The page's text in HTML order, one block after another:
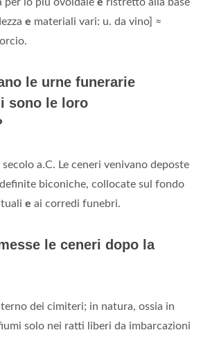
per lo più ovoidale e ristretto alla base
e materiali vari: u. da vino] ≈
le urne funerarie
sono le loro
secolo a.C. Le ceneri venivano deposte
biconiche, collocate sul fondo
e ai corredi funebri.
le ceneri dopo la
dei cimiteri; in natura, ossia in
solo nei ratti liberi da imbarcazioni